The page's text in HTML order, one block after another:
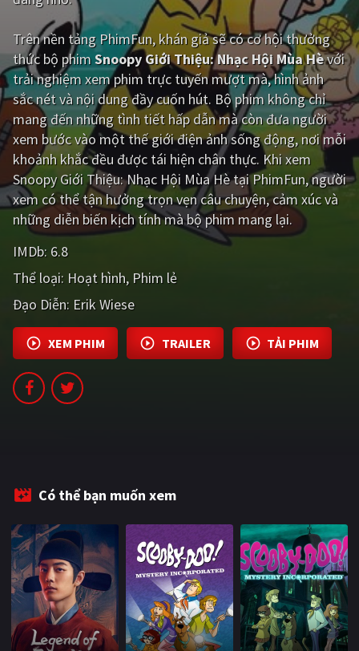
Giật gân Gia đình
Bí ẩn Lịch sử
Viễn Tây Tiểu sử
GameShow DramaTV
QUỐC GIA
Âu - Mỹ Trung Quốc - Hồng Kông
Hàn Quốc Nhật Bản
Tổng hợp
CẬP NHẬT
PHIM MỚI
PHIM BỘ
TUYỂN TẬP PHIM
BLOG
Trên nền tảng PhimFun, khán giả sẽ có cơ hội thưởng
thức bộ phimSnoopy Giới Thiệu: Nhạc Hội Mùa Hèvới
trải nghiệm xem phim trực tuyến mượt mà, hình ảnh
sắc nét và nội dung đầy cuốn hút. Bộ phim không chỉ
mang đến những tình tiết hấp dẫn mà còn đưa người
xem bước vào một thế giới điện ảnh sống động, nơi mỗi
khoảnh khắc đều được tái hiện chân thực. Khi xem
Snoopy Giới Thiệu: Nhạc Hội Mùa Hè tại PhimFun, người
xem có thể tận hưởng trọn vẹn câu chuyện, cảm xúc và
những diễn biến kịch tính mà bộ phim mang lại.
IMDb: 6.8
Thể loại: Hoạt hình Phim lẻ
Đạo Diễn: Erik Wiese
XEM PHIM TRAILER TẢI PHIM
Có thể bạn muốn xem